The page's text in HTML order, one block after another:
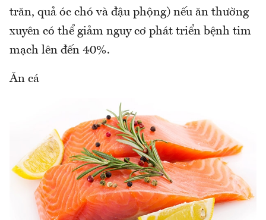
trăn, quả óc chó và đậu phộng) nếu ăn thường
xuyên có thể giảm nguy cơ phát triển bệnh tim
mạch lên đến 40%.
Ăn cá